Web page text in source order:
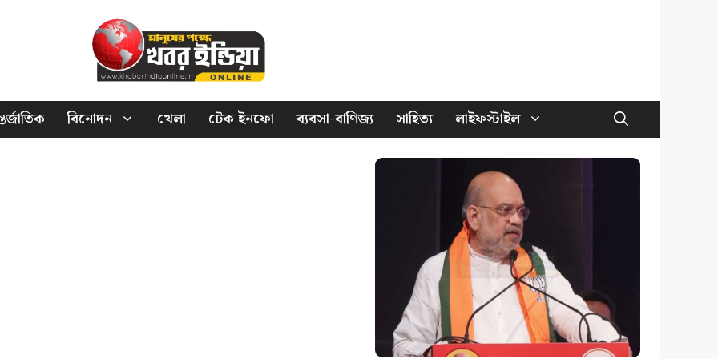
বিনোদন খেলা টেক ইনফো ব্যবসা-বাণিজ্য সাহিত্য লাইফস্টাইল